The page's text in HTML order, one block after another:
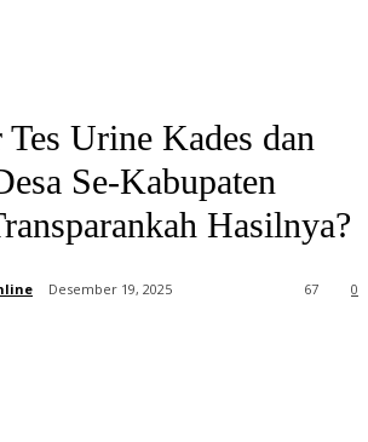
Urine Kades dan
Se-Kabupaten
Hasilnya?
Desember 19, 2025 0
67